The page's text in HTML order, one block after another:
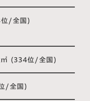
/全国)
(334位/全国)
/全国)